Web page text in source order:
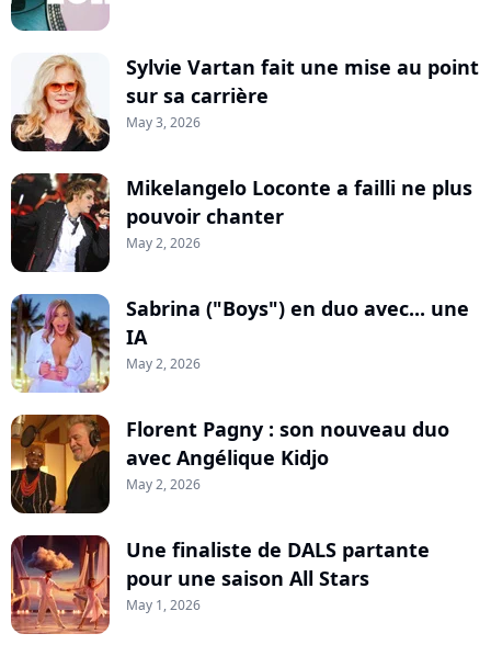
Sylvie Vartan fait une mise au point
sur sa carrière
May 3, 2026
Mikelangelo Loconte a failli ne plus
pouvoir chanter
May 2, 2026
Sabrina ("Boys") en duo avec... une
IA
May 2, 2026
Florent Pagny : son nouveau duo
avec Angélique Kidjo
May 2, 2026
Une finaliste de DALS partante
pour une saison All Stars
May 1, 2026